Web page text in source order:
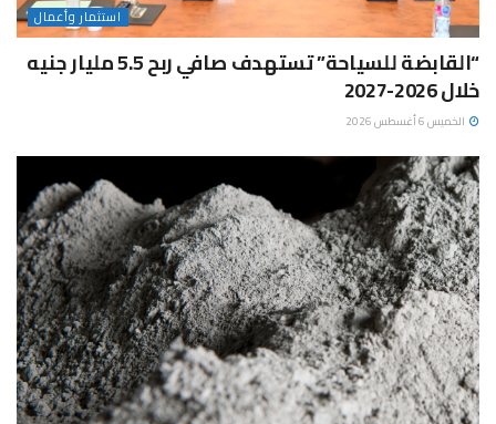
استثمار وأعمال
“القابضة للسياحة” تستهدف صافي ربح 5.5 مليار جنيه
خلال 2026-2027
الخميس 6 أغسطس 2026